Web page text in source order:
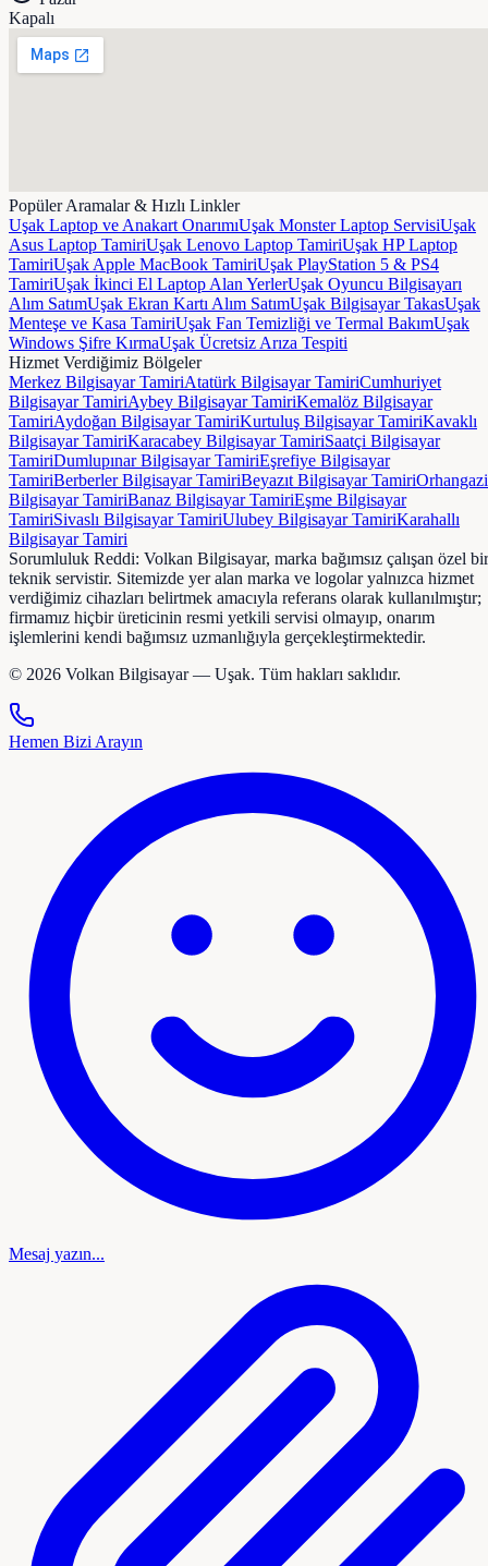
Kapalı
Popüler Aramalar & Hızlı Linkler
Uşak Laptop ve Anakart OnarımıUşak Monster Laptop ServisiUşak
Asus Laptop TamiriUşak Lenovo Laptop TamiriUşak HP Laptop
TamiriUşak Apple MacBook TamiriUşak PlayStation 5 & PS4
TamiriUşak İkinci El Laptop Alan YerlerUşak Oyuncu Bilgisayarı
Alım SatımUşak Ekran Kartı Alım SatımUşak Bilgisayar TakasUşak
Menteşe ve Kasa TamiriUşak Fan Temizliği ve Termal BakımUşak
Windows Şifre KırmaUşak Ücretsiz Arıza Tespiti
Hizmet Verdiğimiz Bölgeler
Merkez Bilgisayar TamiriAtatürk Bilgisayar TamiriCumhuriyet
Bilgisayar TamiriAybey Bilgisayar TamiriKemalöz Bilgisayar
TamiriAydoğan Bilgisayar TamiriKurtuluş Bilgisayar TamiriKavaklı
Bilgisayar TamiriKaracabey Bilgisayar TamiriSaatçi Bilgisayar
TamiriDumlupınarBilgisayar TamiriEşrefiye Bilgisayar
TamiriBerberlerBilgisayar TamiriBeyazıt Bilgisayar TamiriOrhangazi
Bilgisayar TamiriBanaz Bilgisayar TamiriEşme Bilgisayar
TamiriSivaslı Bilgisayar TamiriUlubey Bilgisayar TamiriKarahallı
Bilgisayar Tamiri
Sorumluluk Reddi: Volkan Bilgisayar, marka bağımsız çalışan özel bir
teknik servistir. Sitemizde yer alan marka ve logolar yalnızca hizmet
verdiğimiz cihazları belirtmek amacıyla referans olarak kullanılmıştır;
firmamız hiçbir üreticinin resmi yetkili servisi olmayıp, onarım
işlemlerini kendi bağımsız uzmanlığıyla gerçekleştirmektedir.
© 2026 Volkan Bilgisayar — Uşak. Tüm hakları saklıdır.
Hemen Bizi Arayın
Mesaj yazın...